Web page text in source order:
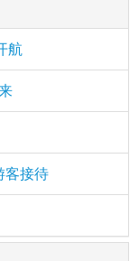
航
客接待